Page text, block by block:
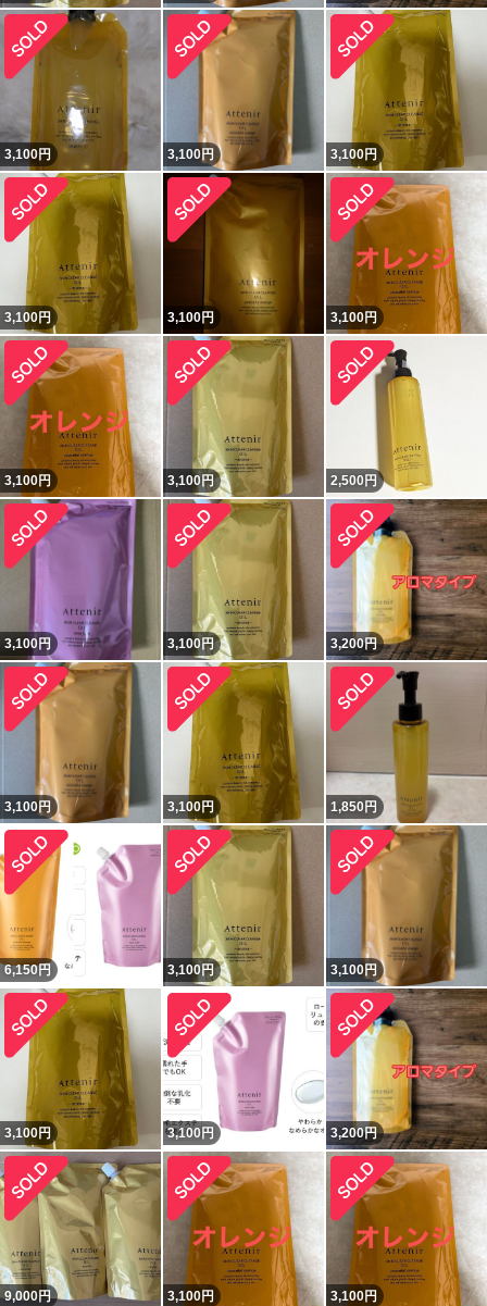
3,100円 3,100円 3,100円
3,100円 3,100円 3,100円
3,100円 3,100円 2,500 円
3,100円 3,100円 3,200円
3,100円 3,100円 1,850円
6,150円 3,100円 3,100円
3,100円 3,100 円 3,200円
9,000円 3,100円 3,100円